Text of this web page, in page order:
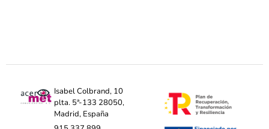
Isabel Colbrand, 10
plta. 5ª-133 28050,
Madrid, España